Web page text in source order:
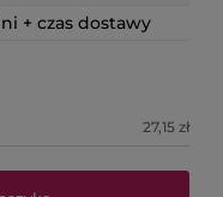
+ czas dostawy
27,15 zł